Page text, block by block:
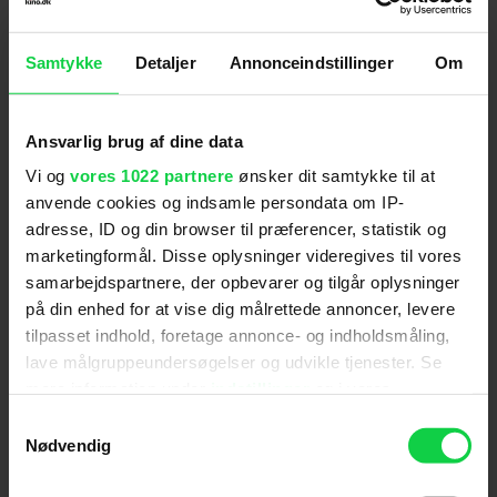
Samtykke Detaljer Annonceindstillinger Om
Ansvarlig brug af dine data
Vi og vores 1022 partnere ønsker dit samtykke til at
anvende cookies og indsamle persondata om IP-
adresse, ID og din browser til præferencer, statistik og
marketingformål. Disse oplysninger videregives til vores
samarbejdspartnere, der opbevarer og tilgår oplysninger
på din enhed for at vise dig målrettede annoncer, levere
tilpasset indhold, foretage annonce- og indholdsmåling,
lave målgruppeundersøgelser og udvikle tjenester. Se
tilbage eller ændre indstillinger fra vores
"Cookiedeklaration", eller ved at trykke på "Privacy
Nødvendig
en ny dansk film, der desværre samtidig overser, at
tillid også er en grundingrediens i alle andre film.
Man kunne nogle gange ønske, at historierne fik lov
at udfolde sig mere vildt og uhæmmet og gøre
oprør mod den lidt høflige udforskning af
tillidstematikken. Med historien og skuespillet i front
er det næsten uundgåeligt, at nogle historier er
mere fængende og velspillede end andre.
'Ingen kender dagen' gør ikke lige så stort indtryk